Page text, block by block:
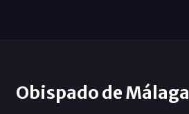
Obispado de Málaga